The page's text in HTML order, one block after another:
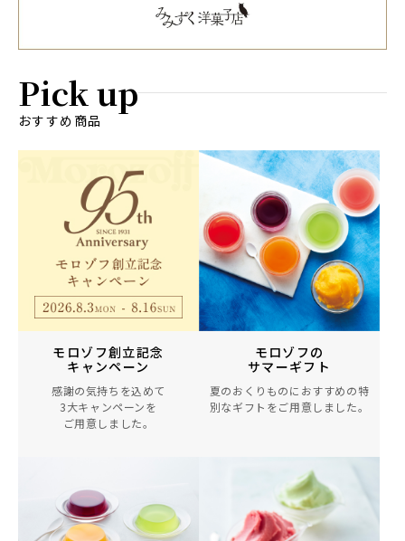
Pick up
おすすめ商品
モロゾフ創立記念
キャンペーン
感謝の気持ちを込めて
3大キャンペーンを
ご用意しました。
モロゾフの
サマーギフト
夏のおくりものにおすすめの特
別なギフトをご用意しました。